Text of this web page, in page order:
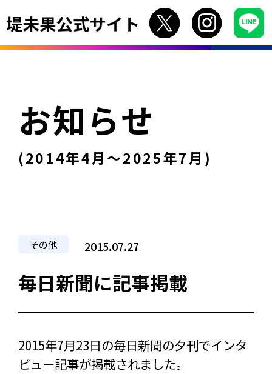
お知らせ
(2014年4月〜2025年7月)
その他 2015.07.27
毎日新聞に記事掲載
2015年7月23日の毎日新聞の夕刊でインタ
ビュー記事が掲載されました。